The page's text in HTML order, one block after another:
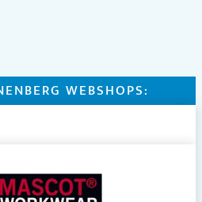
WEBSHOPS: